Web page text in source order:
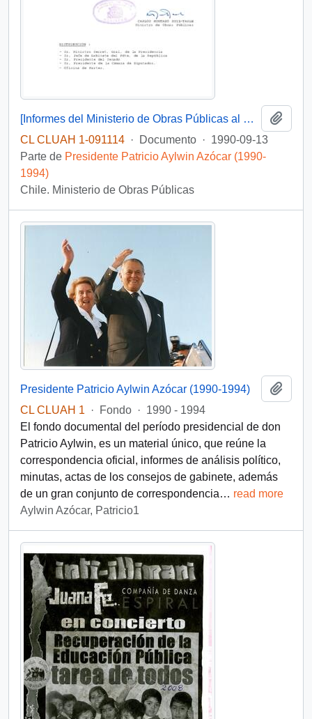
[Informes del Ministerio de Obras Públicas al Parlamento]
CL CLUAH 1-091114 · Documento · 1990-09-13
Parte de Presidente Patricio Aylwin Azócar (1990-
1994)
Chile. Ministerio de Obras Públicas
Presidente Patricio Aylwin Azócar (1990-1994)
CL CLUAH 1
· Fondo · 1990 - 1994
El fondo documental del período presidencial de don
Patricio Aylwin, es un material único, que reúne la
correspondencia oficial, informes de análisis político,
minutas, actas de los consejos de gabinete, además
de un gran conjunto de correspondencia… read more
Aylwin Azócar, Patricio1